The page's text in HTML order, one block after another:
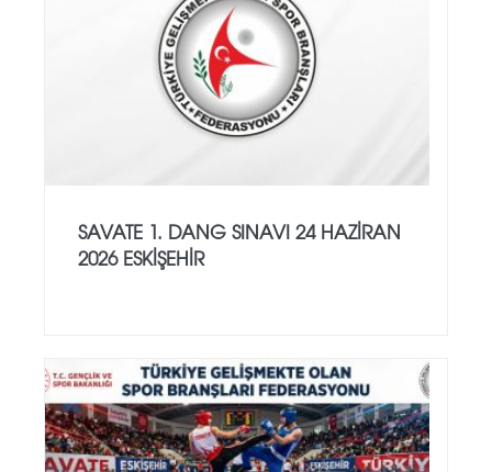
SAVATE 1. DANG SINAVI 24 HAZİRAN
2026 ESKİŞEHİR